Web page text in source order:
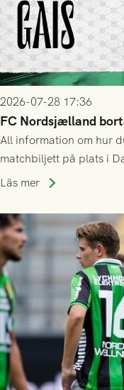
2026-07-28 17:36
FC Nordsjælland
All information om hur
matchbiljett på plats i
som står på reservlista
Läs mer